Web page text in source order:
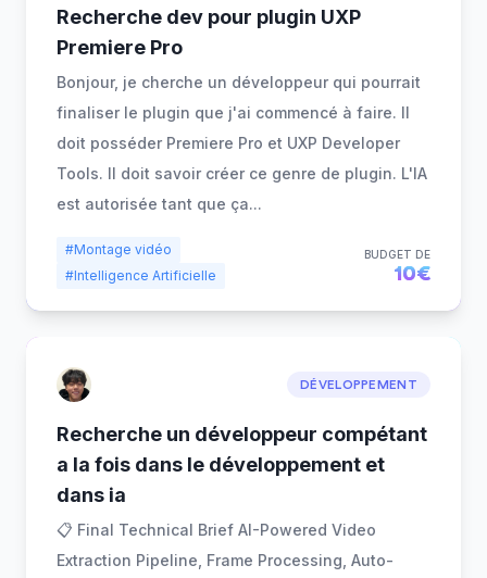
Recherche dev pour plugin UXP
Premiere Pro
Bonjour, je cherche un développeur qui pourrait
finaliser le plugin que j'ai commencé à faire. Il
doit posséder Premiere Pro et UXP Developer
Tools. Il doit savoir créer ce genre de plugin. L'IA
est autorisée tant que ça...
#Montage vidéo
#Intelligence Artificielle
BUDGET DE
10€
DÉVELOPPEMENT
Recherche un développeur compétant
a la fois dans le développement et
dans ia
📋 Final Technical Brief AI-Powered Video
Extraction Pipeline, Frame Processing, Auto-